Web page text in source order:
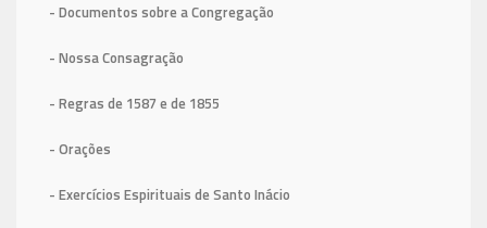
- Documentos sobre a Congregação
- Nossa Consagração
- Regras de 1587 e de 1855
- Orações
- Exercícios Espirituais de Santo Inácio